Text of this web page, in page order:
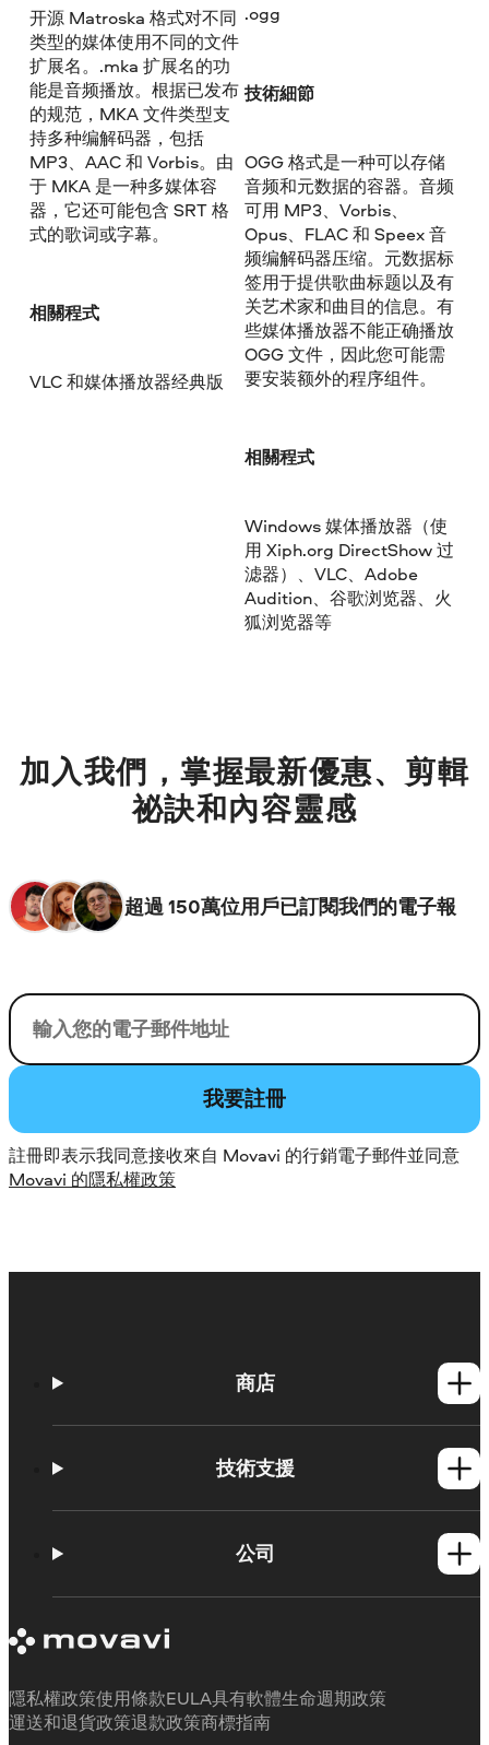
开源 Matroska 格式对不同
类型的媒体使用不同的文件
扩展名。.mka 扩展名的功
能是音频播放。根据已发布
的规范，MKA 文件类型支
持多种编解码器，包括
MP3、AAC 和 Vorbis。由
于 MKA 是一种多媒体容
器，它还可能包含 SRT 格
式的歌词或字幕。
相關程式
VLC 和媒体播放器经典版
.ogg
技術細節
OGG 格式是一种可以存储
音频和元数据的容器。音频
可用 MP3、Vorbis、
Opus、FLAC 和 Speex 音
频编解码器压缩。元数据标
签用于提供歌曲标题以及有
关艺术家和曲目的信息。有
些媒体播放器不能正确播放
OGG 文件，因此您可能需
要安装额外的程序组件。
相關程式
Windows 媒体播放器（使
用 Xiph.org DirectShow 过
滤器）、VLC、Adobe
Audition、谷歌浏览器、火
狐浏览器等
加入我們，掌握最新優惠、剪輯
祕訣和內容靈感
超過 150萬位用戶已訂閱我們的電子報
您的電子郵件
我要註冊
註冊即表示我同意接收來自 Movavi 的行銷電子郵件並同意
Movavi 的隱私權政策
商店
Mac產品
技術支援
學習平台
取消訂閱
退款
公司
客戶評價
為何要選擇我們
工作用
隱私權政策使用條款EULA具有軟體生命週期政策
運送和退貨政策退款政策商標指南